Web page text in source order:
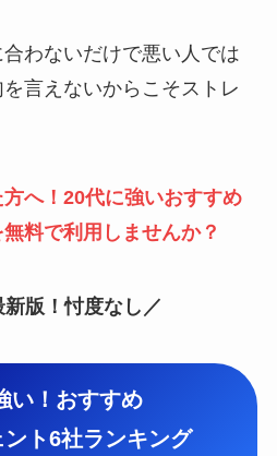
わないだけで悪い人では
言えないからこそストレ
へ！20代に強いおすすめ
料で利用しませんか？
新版！忖度なし／
い！おすすめ
ト6社ランキング